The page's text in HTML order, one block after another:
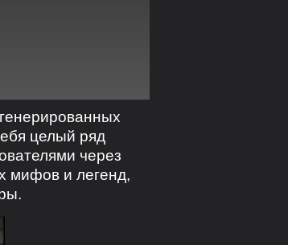
целый ряд
через
мифов и легенд,